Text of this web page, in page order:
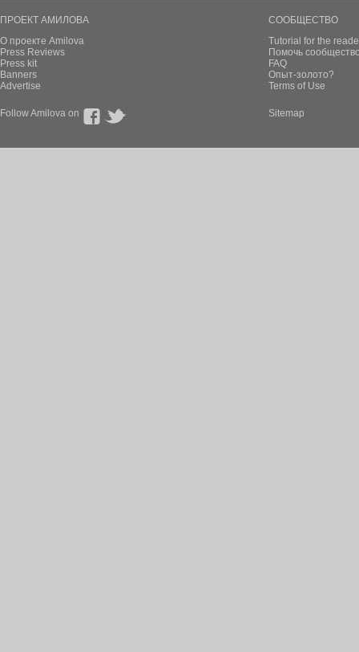
ПРОЕКТ АМИЛОВА
О проекте Amilova
Press Reviews
Press kit
Banners
Advertise
СООБЩЕСТВО
Tutorial for the
Помочь
FAQ
Опыт-золото?
Terms of Use
Follow Amilova on Sitemap